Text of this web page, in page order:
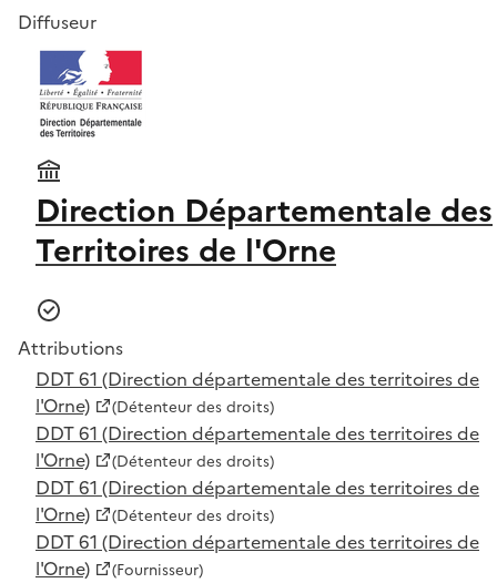
Diffuseur
Direction Départementale des
Territoires de l'Orne
Attributions
DDT 61 (Direction départementale des territoires de
l'Orne)
(Détenteur des droits)
DDT 61 (Direction départementale des territoires de
l'Orne)
(Détenteur des droits)
DDT 61 (Direction départementale des territoires de
l'Orne)
(Détenteur des droits)
DDT 61 (Direction départementale des territoires de
l'Orne)
(Fournisseur)